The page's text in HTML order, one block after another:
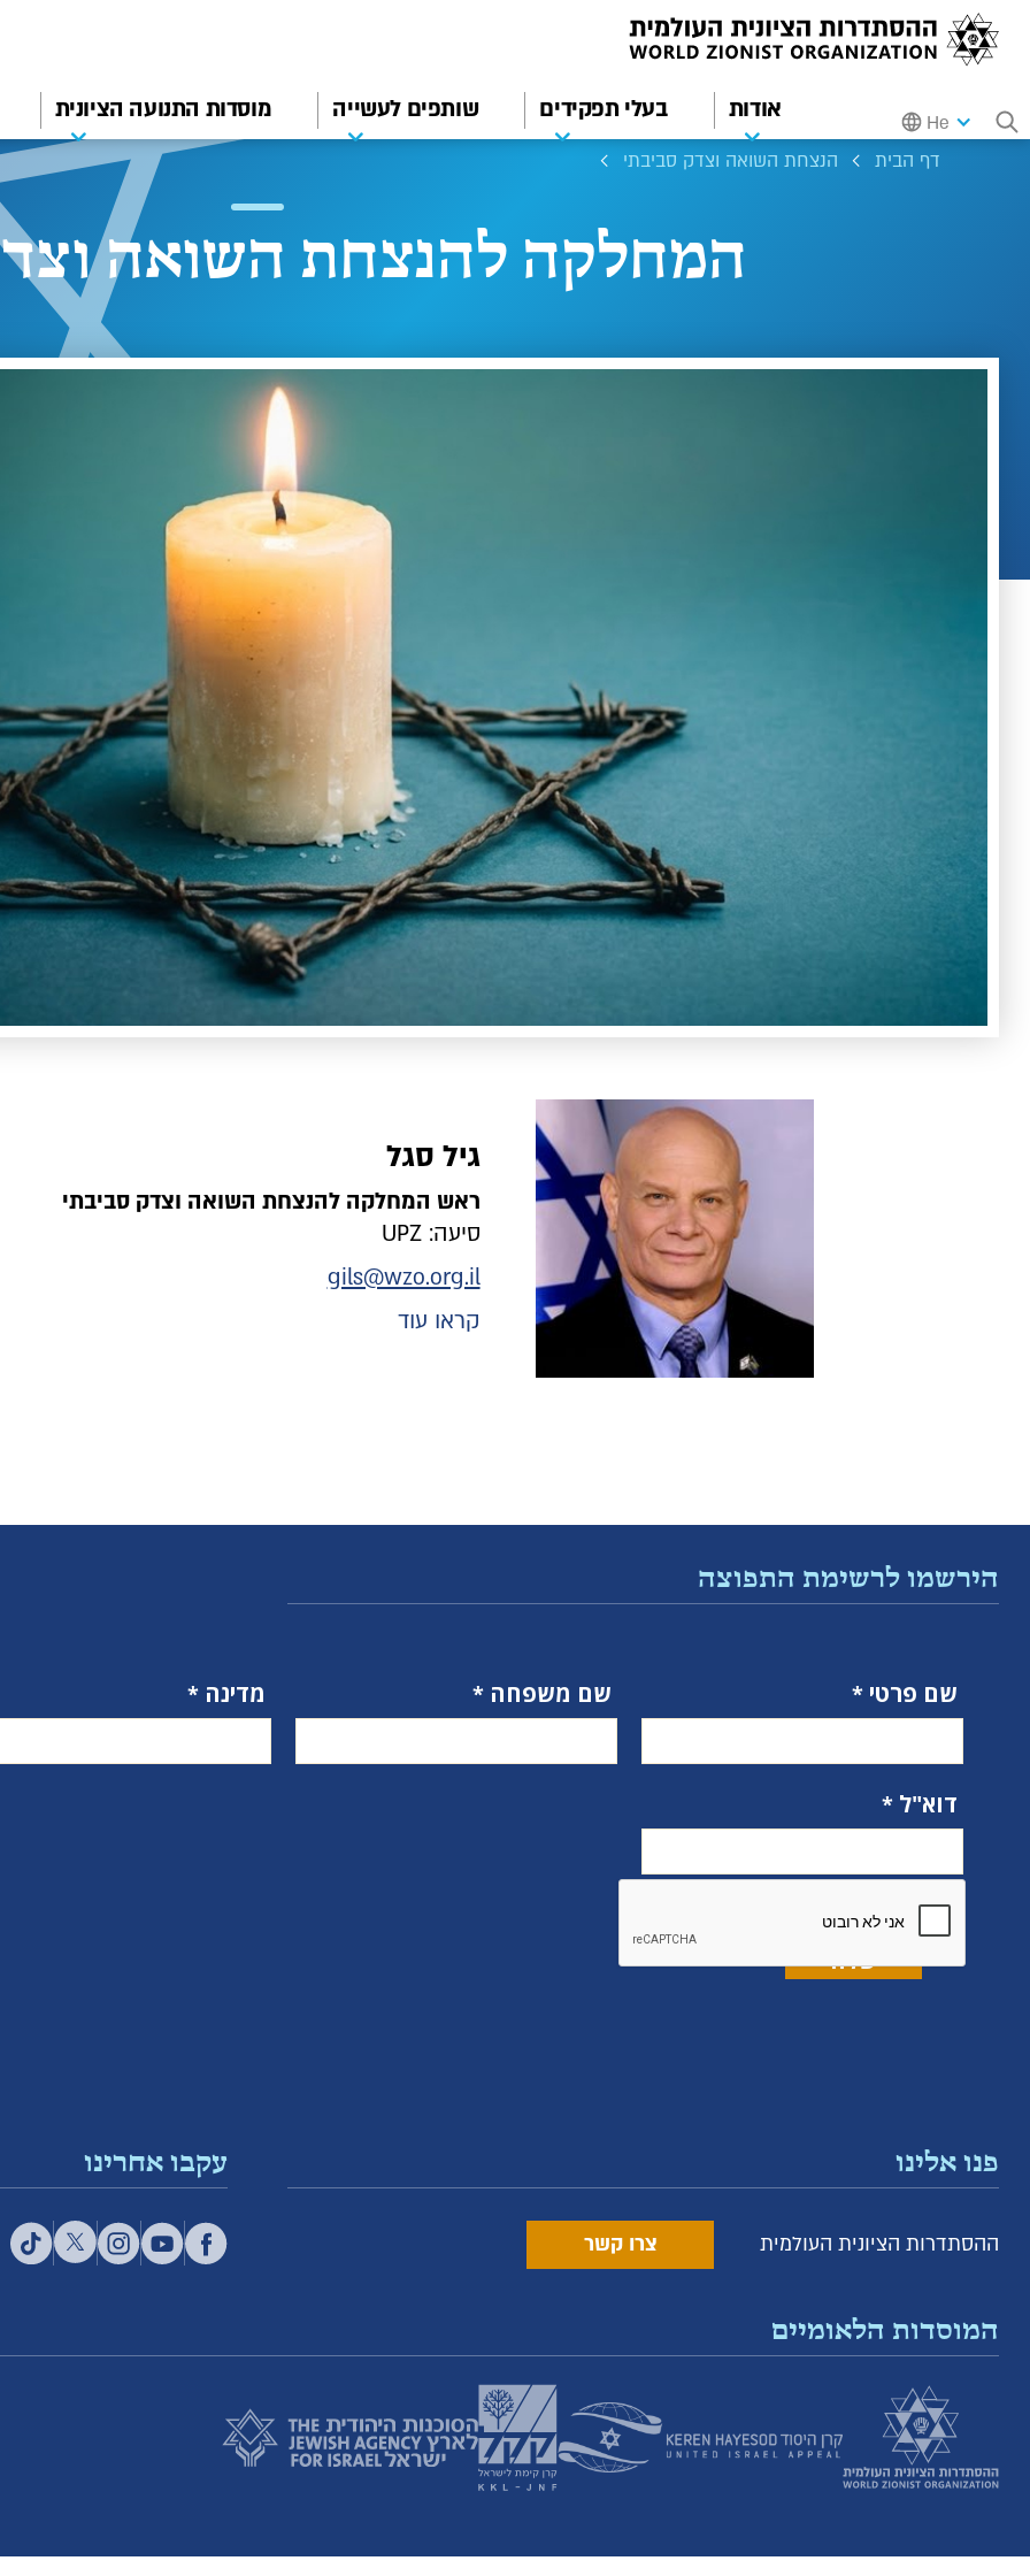
He אודות בעלי תפקידים שותפים לעשייה מוסדות התנועה הציונית
דף הבית הנצחת השואה וצדק סביבתי
המחלקה להנצחת השואה
גיל סגל
ראש המחלקה להנצחת השואה וצדק סביבתי
סיעה: UPZ
gils@wzo.org.il
קראו עוד
הירשמו לרשימת התפוצה
שם פרטי שם משפחה מדינה
דוא"ל
פנו אלינו
ההסתדרות הציונית העולמית צרו קשר
עקבו אחרינו
המוסדות הלאומיים